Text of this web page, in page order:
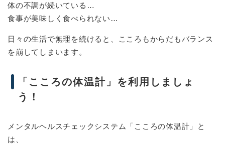
体の不調が続いている…
食事が美味しく食べられない…
日々の生活で無理を続けると、こころもからだもバランス
を崩してしまいます。
「こころの体温計」を利用しましょ
う！
メンタルヘルスチェックシステム「こころの体温計」と
は、